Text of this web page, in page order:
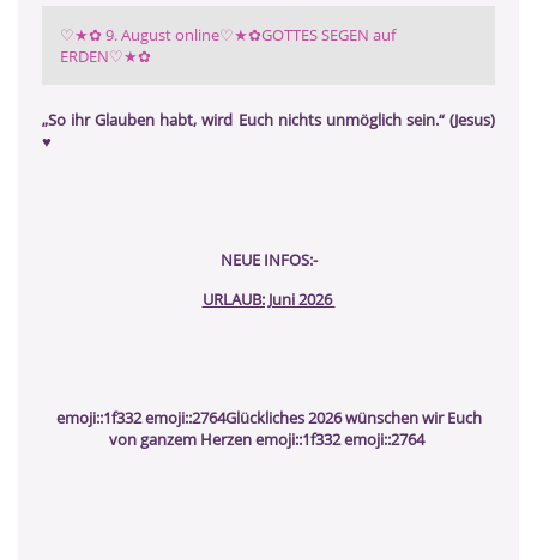
♡★✿ 9. August online♡★✿GOTTES SEGEN auf
ERDEN♡★✿
„So ihr Glauben habt, wird Euch nichts unmöglich sein.“ (Jesus)
♥
NEUE INFOS:-
URLAUB: Juni 2026
emoji::1f332 emoji::2764Glückliches 2026 wünschen wir Euch
von ganzem Herzen emoji::1f332 emoji::2764